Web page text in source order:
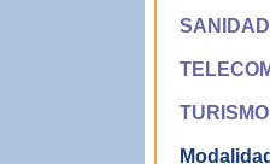
SANIDAD
TURISMO